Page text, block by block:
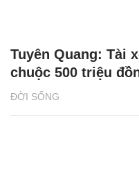
ĐỜI SỐNG
Tuyên Quang: Tài
chuộc 500 triệu